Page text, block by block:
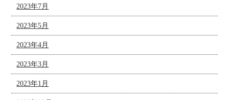
2023年7月
2023年5月
2023年4月
2023年3月
2023年1月